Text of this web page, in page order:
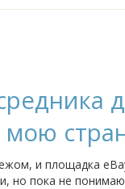
мою
и площадка
но пока не